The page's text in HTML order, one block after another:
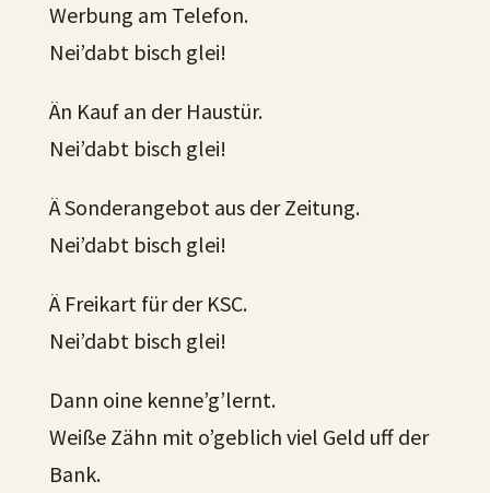
Werbung am Telefon.
Nei’dabt bisch glei!
Än Kauf an der Haustür.
Nei’dabt bisch glei!
Ä Sonderangebot aus der Zeitung.
Nei’dabt bisch glei!
Ä Freikart für der KSC.
Nei’dabt bisch glei!
Dann oine kenne’g’lernt.
Weiße Zähn mit o’geblich viel Geld uff der
Bank.